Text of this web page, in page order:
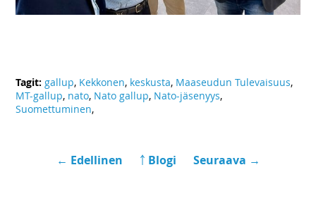
Tagit: gallup, Kekkonen, keskusta, Maaseudun Tulevaisuus,
MT-gallup, nato, Nato gallup, Nato-jäsenyys,
Suomettuminen,
← Edellinen ￪ Blogi Seuraava →